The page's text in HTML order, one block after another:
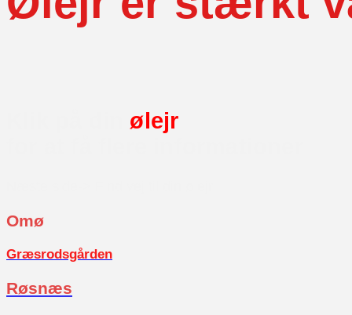
ølejr
Omø
Græsrodsgården
Røsnæs